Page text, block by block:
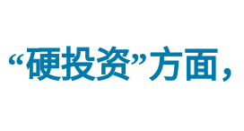
“硬投资”方面，